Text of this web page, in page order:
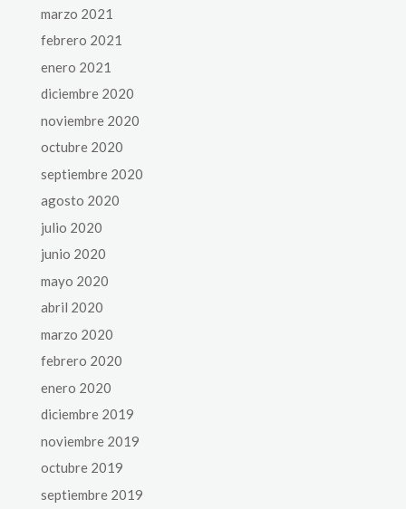
marzo 2021
febrero 2021
enero 2021
diciembre 2020
noviembre 2020
octubre 2020
septiembre 2020
agosto 2020
julio 2020
junio 2020
mayo 2020
abril 2020
marzo 2020
febrero 2020
enero 2020
diciembre 2019
noviembre 2019
octubre 2019
septiembre 2019